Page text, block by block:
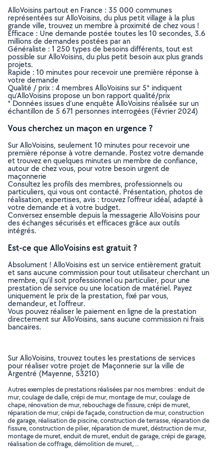
AlloVoisins partout en France : 35 000 communes
représentées sur AlloVoisins, du plus petit village à la plus
grande ville, trouvez un membre à proximité de chez vous !
Efficace : Une demande postée toutes les 10 secondes, 3.6
millions de demandes postées par an
Généraliste : 1 250 types de besoins différents, tout est
possible sur AlloVoisins, du plus petit besoin aux plus grands
projets.
Rapide : 10 minutes pour recevoir une première réponse à
votre demande
Qualité / prix : 4 membres AlloVoisins sur 5* indiquent
qu’AlloVoisins propose un bon rapport qualité/prix
* Données issues d’une enquête AlloVoisins réalisée sur un
échantillon de 5 671 personnes interrogées (Février 2024)
Vous cherchez un maçon en urgence ?
Sur AlloVoisins, seulement 10 minutes pour recevoir une
première réponse à votre demande. Postez votre demande
et trouvez en quelques minutes un membre de confiance,
autour de chez vous, pour votre besoin urgent de
maçonnerie
Consultez les profils des membres, professionnels ou
particuliers, qui vous ont contacté. Présentation, photos de
réalisation, expertises, avis : trouvez l'offreur idéal, adapté à
votre demande et à votre budget.
Conversez ensemble depuis la messagerie AlloVoisins pour
des échanges sécurisés et efficaces grâce aux outils
intégrés.
Est-ce que AlloVoisins est gratuit ?
Absolument ! AlloVoisins est un service entièrement gratuit
et sans aucune commission pour tout utilisateur cherchant un
membre, qu’il soit professionnel ou particulier, pour une
prestation de service ou une location de matériel. Payez
uniquement le prix de la prestation, fixé par vous,
demandeur, et l’offreur.
Vous pouvez réaliser le paiement en ligne de la prestation
directement sur AlloVoisins, sans aucune commission ni frais
bancaires.
Sur AlloVoisins, trouvez toutes les prestations de services
pour réaliser votre projet de Maçonnerie sur la ville de
Argentré (Mayenne, 53210)
Autres exemples de prestations réalisées par nos membres : enduit de
mur, coulage de dalle, crépi de mur, montage de mur, coulage de
chape, rénovation de mur, rebouchage de fissure, crépi de muret,
réparation de mur, crépi de façade, construction de mur, construction
de garage, réalisation de piscine, construction de terrasse, réparation de
fissure, construction de pilier, réparation de muret, déstruction de mur,
montage de muret, enduit de muret, enduit de garage, crépi de garage,
réalisation de coffrage, démolition de muret, ..